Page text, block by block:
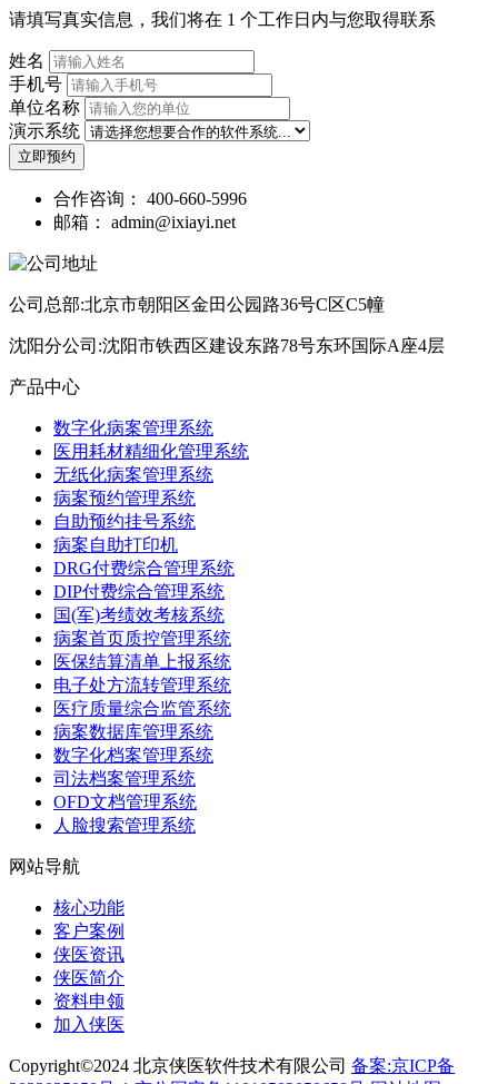
请填写真实信息，我们将在 1 个工作日内与您取得联系
姓名
手机号
单位名称
演示系统
立即预约
合作咨询： 400-660-5996
邮箱： admin@ixiayi.net
公司总部:北京市朝阳区金田公园路36号C区C5幢
沈阳分公司:沈阳市铁西区建设东路78号东环国际A座4层
产品中心
数字化病案管理系统
医用耗材精细化管理系统
无纸化病案管理系统
病案预约管理系统
自助预约挂号系统
病案自助打印机
DRG付费综合管理系统
DIP付费综合管理系统
国(军)考绩效考核系统
病案首页质控管理系统
医保结算清单上报系统
电子处方流转管理系统
医疗质量综合监管系统
病案数据库管理系统
数字化档案管理系统
司法档案管理系统
OFD文档管理系统
人脸搜索管理系统
网站导航
核心功能
客户案例
侠医资讯
侠医简介
资料申领
加入侠医
Copyright©2024 北京侠医软件技术有限公司 备案:京ICP备